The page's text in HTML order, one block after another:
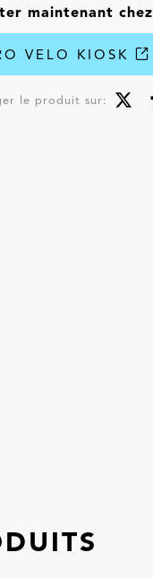
maintenant chez
VELO KIOSK
le produit sur: